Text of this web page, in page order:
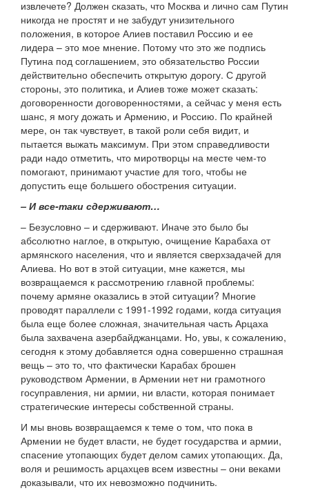
извлечете? Должен сказать, что Москва и лично сам Путин
никогда не простят и не забудут унизительного
положения, в которое Алиев поставил Россию и ее
лидера – это мое мнение. Потому что это же подпись
Путина под соглашением, это обязательство России
действительно обеспечить открытую дорогу. С другой
стороны, это политика, и Алиев тоже может сказать:
договоренности договоренностями, а сейчас у меня есть
шанс, я могу дожать и Армению, и Россию. По крайней
мере, он так чувствует, в такой роли себя видит, и
пытается выжать максимум. При этом справедливости
ради надо отметить, что миротворцы на месте чем-то
помогают, принимают участие для того, чтобы не
допустить еще большего обострения ситуации.
– И все-таки сдерживают…
– Безусловно – и сдерживают. Иначе это было бы
абсолютно наглое, в открытую, очищение Карабаха от
армянского населения, что и является сверхзадачей для
Алиева. Но вот в этой ситуации, мне кажется, мы
возвращаемся к рассмотрению главной проблемы:
почему армяне оказались в этой ситуации? Многие
проводят параллели с 1991-1992 годами, когда ситуация
была еще более сложная, значительная часть Арцаха
была захвачена азербайджанцами. Но, увы, к сожалению,
сегодня к этому добавляется одна совершенно страшная
вещь – это то, что фактически Карабах брошен
руководством Армении, в Армении нет ни грамотного
госуправления, ни армии, ни власти, которая понимает
стратегические интересы собственной страны.
И мы вновь возвращаемся к теме о том, что пока в
Армении не будет власти, не будет государства и армии,
спасение утопающих будет делом самих утопающих. Да,
воля и решимость арцахцев всем известны – они веками
доказывали, что их невозможно подчинить.